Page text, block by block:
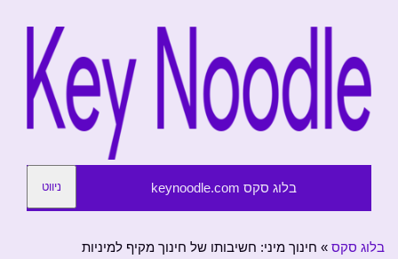
בלוג סקס keynoodle.com ניווט
בלוג סקס » חינוך מיני: חשיבותו של חינוך מקיף למיניות